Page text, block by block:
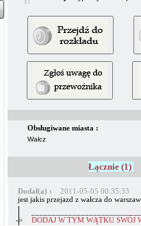
Obsługiwane miasta :
Wałcz
Łącznie (1)
Dodał(a) :
2011-05-05 00:35:33
jest jakis przejazd z wałcza do
->
DODAJ W TYM WĄTKU SWÓJ